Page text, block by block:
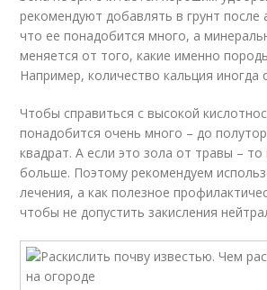
рекомендуют добавлять в грунт после
что ее понадобится много, а
меняется от того, какие именно
Например, количество кальция иногда
Чтобы справиться с высокой
понадобится очень много – до
квадрат. А если это зола от травы – то
больше. Поэтому рекомендуем
лечения, а как полезное
чтобы не допустить закисления